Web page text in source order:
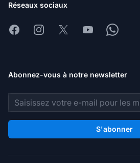
Réseaux sociaux
FacebookInstagram
X YoutubeWhatsapp
Abonnez-vous à notre newsletter
Adresse e-mail
S'abonner